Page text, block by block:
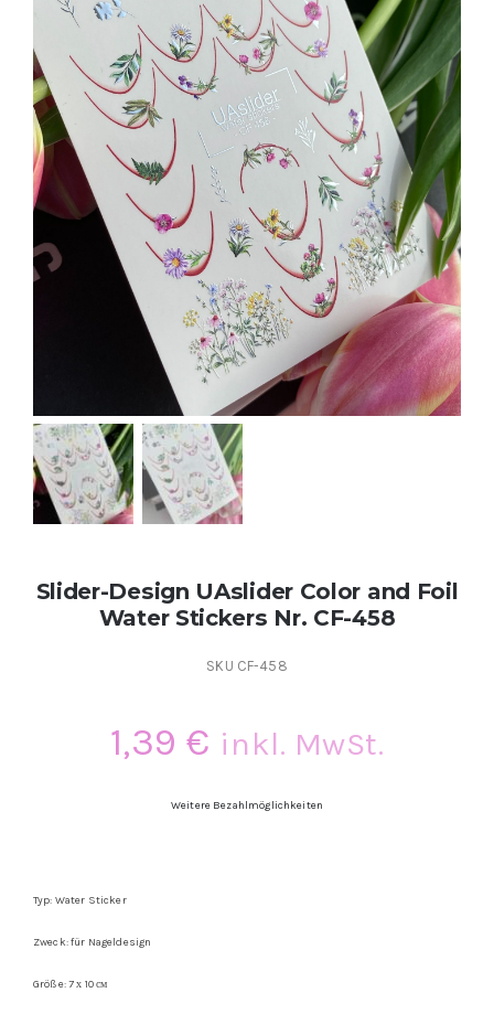
Kontakt
Kundenbewertungen
Über uns
Slider-Design UAslider Color and Foil
Water Stickers Nr. CF-458
SKU CF-458
1,39€ inkl. MwSt.
Weitere Bezahlmöglichkeiten
Typ: Water Sticker
Zweck: für Nageldesign
Größe: 7 х 10 см